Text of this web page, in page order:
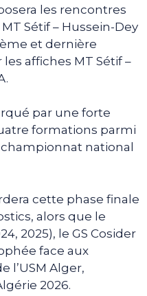
les rencontres
Sétif – Hussein-Dey
et dernière
affiches MT Sétif –
par une forte
formations parmi
national
cette phase finale
alors que le
2025), le GS Cosider
face aux
l’USM Alger,
2026.